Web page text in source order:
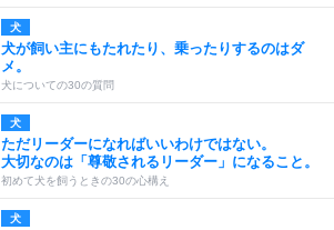
犬
犬が飼い主にもたれたり、乗ったりするのはダ
メ。
犬についての30の質問
犬
ただリーダーになればいいわけではない。
大切なのは「尊敬されるリーダー」になること。
初めて犬を飼うときの30の心構え
犬